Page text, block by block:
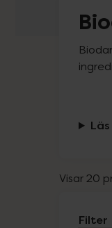
Visar 20
Filter